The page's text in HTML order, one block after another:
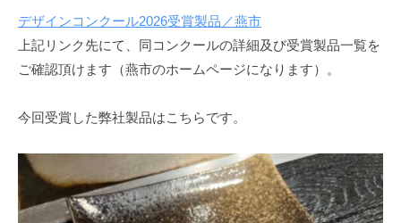
デザインコンクール2026受賞製品／燕市
上記リンク先にて、同コンクールの詳細及び受賞製品一覧を
ご確認頂けます（燕市のホームページになります）。
今回受賞した弊社製品はこちらです。